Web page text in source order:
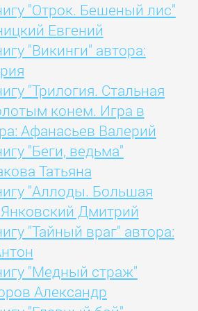
"Отрок. Бешеный лис"
Евгений
"Викинги" автора:
"Трилогия. Стальная
конем. Игра в
Афанасьев Валерий
"Беги, ведьма"
Татьяна
"Аллоды. Большая
Янковский Дмитрий
"Тайный враг" автора:
"Медный страж"
Александр